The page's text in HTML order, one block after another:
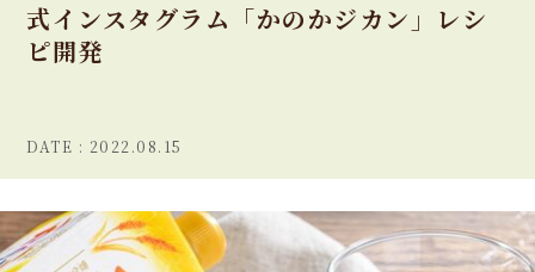
式インスタグラム「かのかジカン」レシ
ピ開発
2022.08.15